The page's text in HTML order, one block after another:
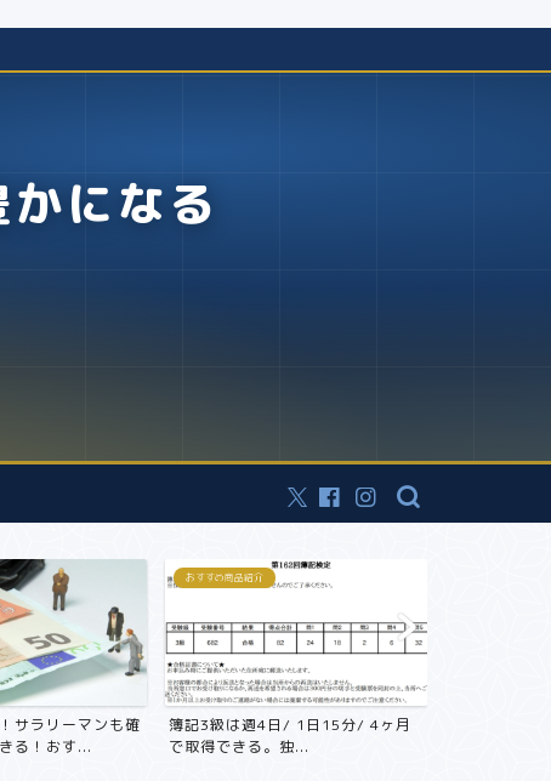
になる
サラリーマンも確
る！おす...
おすすめ商品紹介
簿記3級は週4日/ 1日15分/ 4ヶ月
で取得できる。独...